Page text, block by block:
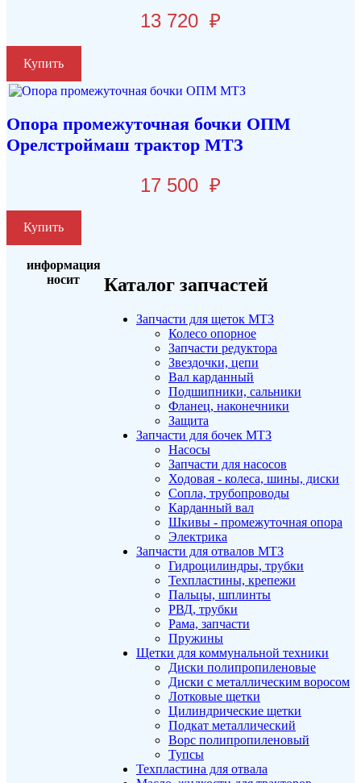
13 720 ₽
Купить
Опора промежуточная бочки ОПМ
Орелстроймаш трактор МТЗ
17 500 ₽
Купить
Каталог запчастей
Запчасти для щеток МТЗ
Колесо опорное
Запчасти редуктора
Звездочки, цепи
Вал карданный
Подшипники, сальники
Фланец, наконечники
Защита
Запчасти для бочек МТЗ
Насосы
Запчасти для насосов
Ходовая - колеса, шины, диски
Сопла, трубопроводы
Карданный вал
Шкивы - промежуточная опора
Электрика
Запчасти для отвалов МТЗ
Гидроцилиндры, трубки
Техпластины, крепежи
Пальцы, шплинты
РВД, трубки
Рама, запчасти
Пружины
Щетки для коммунальной техники
Диски полипропиленовые
Диски с металлическим воросом
Лотковые щетки
Цилиндрические щетки
Подкат металлический
Ворс полипропиленовый
Тупсы
Техпластина для отвала
информация
носит